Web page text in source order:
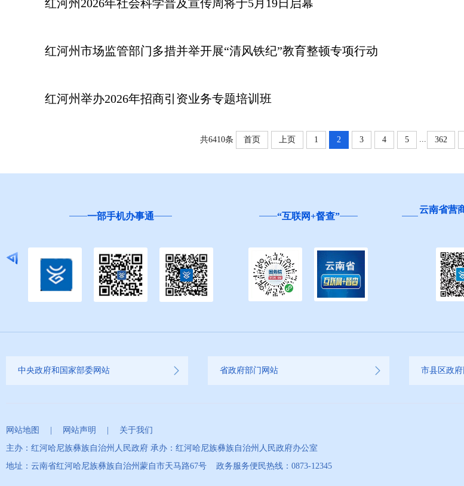
红河州2026年社会科学普及宣传周将于5月19日启幕
红河州市场监管部门多措并举开展“清风铁纪”教育整顿专项行动
红河州举办2026年招商引资业务专题培训班
共6410条 首页 上页 1 2 3 4 5 362
“互联网+督查”
云南省营商环境投诉举报和问卷调查
平台
红河
中央政府和国家部委网站 省政府部门网站 市县区政
网站地图 | 网站声明 | 关于我们
主办：红河哈尼族彝族自治州人民政府 承办：红河哈尼族彝族自治州人民政府办公室
地址：云南省红河哈尼族彝族自治州蒙自市天马路67号 政务服务便民热线：0873-12345